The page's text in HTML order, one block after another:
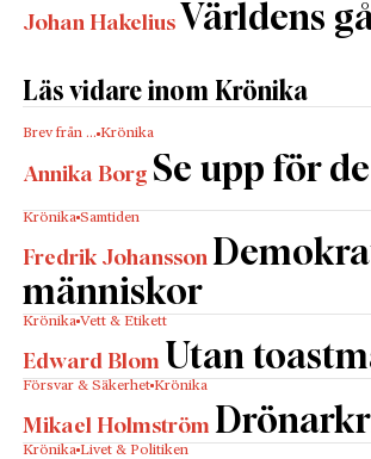
Johan Hakelius Världens
Läs vidare inom Krönika
Brev från … Krönika
Annika Borg Se upp för
Krönika Samtiden
Fredrik Johansson
människor
Krönika Vett & Etikett
Edward Blom Utan
Försvar & Säkerhet Krönika
Mikael Holmström
Krönika Livet & Politiken